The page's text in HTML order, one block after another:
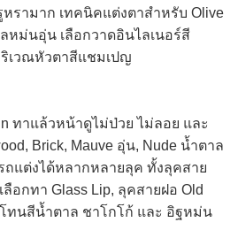
หรามาก เทคนิคแต่งตาสำหรับ Olive
หม่นอุ่น เลือกวาดอินไลเนอร์สี
เวณหัวตาสีแชมเปญ
ทาแล้วหน้าดูไม่ป่วย ไม่ลอย และ
Brick, Mauve อุ่น, Nude น้ำตาล
แต่งได้หลากหลายลุค ทั้งลุคสาย
อกทา Glass Lip, ลุคสายฝอ Old
โทนสีน้ำตาล ชาโกโก้ และ อิฐหม่น